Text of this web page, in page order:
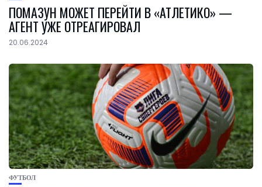
ПОМАЗУН МОЖЕТ ПЕРЕЙТИ В «АТЛЕТИКО» —
АГЕНТ УЖЕ ОТРЕАГИРОВАЛ
20.06.2024
ФУТБОЛ